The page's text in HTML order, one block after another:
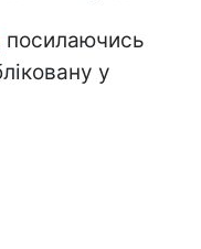
посилаючись
у